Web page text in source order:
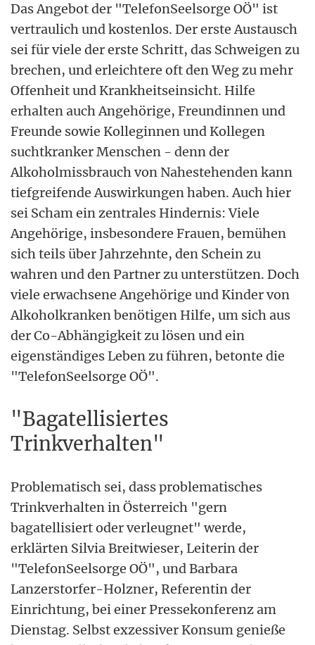
Das Angebot der "TelefonSeelsorge OÖ" ist
vertraulich und kostenlos. Der erste Austausch
sei für viele der erste Schritt, das Schweigen zu
brechen, und erleichtere oft den Weg zu mehr
Offenheit und Krankheitseinsicht. Hilfe
erhalten auch Angehörige, Freundinnen und
Freunde sowie Kolleginnen und Kollegen
suchtkranker Menschen - denn der
Alkoholmissbrauch von Nahestehenden kann
tiefgreifende Auswirkungen haben. Auch hier
sei Scham ein zentrales Hindernis: Viele
Angehörige, insbesondere Frauen, bemühen
sich teils über Jahrzehnte, den Schein zu
wahren und den Partner zu unterstützen. Doch
viele erwachsene Angehörige und Kinder von
Alkoholkranken benötigen Hilfe, um sich aus
der Co-Abhängigkeit zu lösen und ein
eigenständiges Leben zu führen, betonte die
"TelefonSeelsorge OÖ".
"Bagatellisiertes
Trinkverhalten"
Problematisch sei, dass problematisches
Trinkverhalten in Österreich "gern
bagatellisiert oder verleugnet" werde,
erklärten Silvia Breitwieser, Leiterin der
"TelefonSeelsorge OÖ", und Barbara
Lanzerstorfer-Holzner, Referentin der
Einrichtung, bei einer Pressekonferenz am
Dienstag. Selbst exzessiver Konsum genieße